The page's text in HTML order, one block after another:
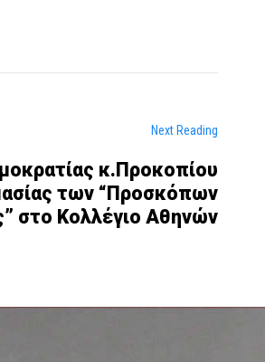
Next Reading
κ.Προκοπίου
των “Προσκόπων
στο Κολλέγιο Αθηνών